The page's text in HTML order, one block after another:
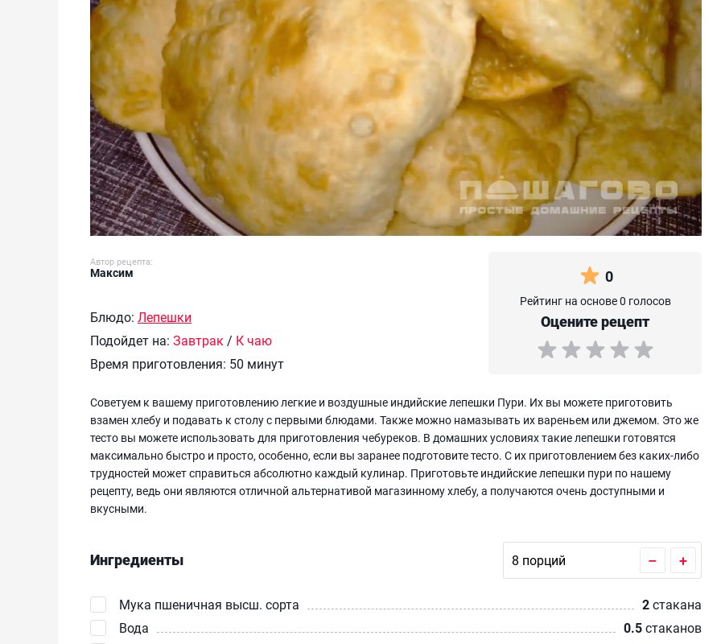
Автор рецепта:
Максим
Блюдо: Лепешки
Подойдет на: Завтрак / К чаю
Время приготовления: 50 минут
0
Рейтинг на основе 0 голосов
Оцените рецепт
Советуем к вашему приготовлению легкие и воздушные индийские лепешки Пури. Их вы можете приготовить
взамен хлебу и подавать к столу с первыми блюдами. Также можно намазывать их вареньем или джемом. Это же
тесто вы можете использовать для приготовления чебуреков. В домашних условиях такие лепешки готовятся
максимально быстро и просто, особенно, если вы заранее подготовите тесто. С их приготовлением без каких-либо
трудностей может справиться абсолютно каждый кулинар. Приготовьте индийские лепешки пури по нашему
рецепту, ведь они являются отличной альтернативой магазинному хлебу, а получаются очень доступными и
вкусными.
Ингредиенты – +
Мука пшеничная высш. сорта 2стакана
Вода
0.5стаканов